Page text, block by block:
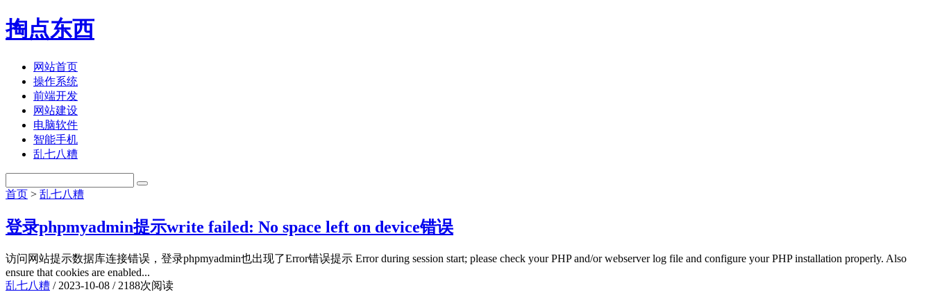
掏点东西
网站首页
操作系统
前端开发
网站建设
电脑软件
智能手机
乱七八糟
首页 > 乱七八糟
登录phpmyadmin提示write failed: No space left on device错误
访问网站提示数据库连接错误，登录phpmyadmin也出现了Error错误提示 Error during session start; please check your PHP and/or webserver log file and configure your PHP installation properly. Also
ensure that cookies are enabled...
乱七八糟 / 2023-10-08 / 2188次阅读